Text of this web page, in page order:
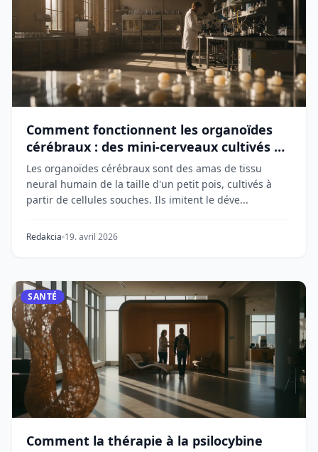
Comment fonctionnent les organoïdes
cérébraux : des mini-cerveaux cultivés en
laboratoire
Les organoïdes cérébraux sont des amas de tissu
neural humain de la taille d'un petit pois, cultivés à
partir de cellules souches. Ils imitent le déve...
Redakcia 19. avril 2026
SANTÉ
Comment la thérapie à la psilocybine